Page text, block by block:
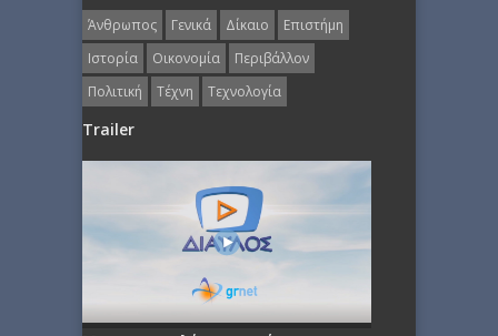
Άνθρωπος Γενικά Δίκαιο
Επιστήμη
Ιστορία
Οικονομία
Περιβάλλον
Πολιτική
Τέχνη Τεχνολογία
Trailer